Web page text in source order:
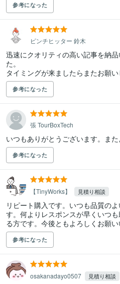
参考になった
ピンチヒッター 鈴木
迅速にクオリティの高い記事を納
た。
タイミングが来ましたらまたお願い
参考になった
張 TourBoxTech
いつもありがとうございます。また
参考になった
【TinyWorks】 見積り相談
リピート購入です。いつも品質の
す。何よりレスポンスが早くいつ
る方です。今後ともよろしくお願い
参考になった
osakanadayo0507 見積り相談